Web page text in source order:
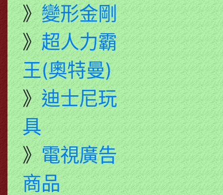
》變形金剛
》超人力霸
王(奧特曼)
》迪士尼玩
具
》電視廣告
商品